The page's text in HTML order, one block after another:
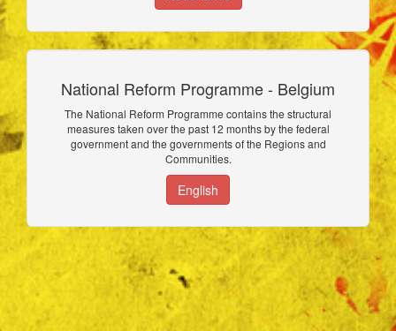
National Reform Programme - Belgium
The National Reform Programme contains the structural
measures taken over the past 12 months by the federal
government and the governments of the Regions and
Communities.
English